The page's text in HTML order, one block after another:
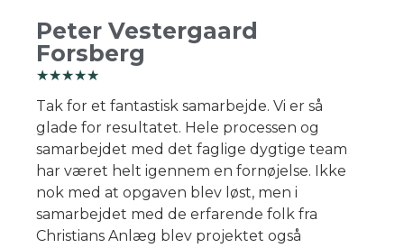
Peter Vestergaard
Forsberg
☆☆☆☆☆
Tak for et fantastisk samarbejde. Vi er så
glade for resultatet. Hele processen og
samarbejdet med det faglige dygtige team
har været helt igennem en fornøjelse. Ikke
nok med at opgaven blev løst, men i
samarbejdet med de erfarende folk fra
Christians Anlæg blev projektet også